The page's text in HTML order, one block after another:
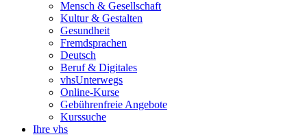
Mensch & Gesellschaft
Kultur & Gestalten
Gesundheit
Fremdsprachen
Deutsch
Beruf & Digitales
vhsUnterwegs
Online-Kurse
Gebührenfreie Angebote
Kurssuche
Ihre vhs